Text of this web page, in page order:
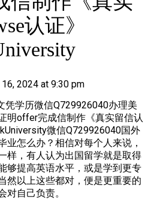
认证》
2024 at 9:30 pm
凭学历微信Q729926040办理美
明offer完成信制作《真实留信认
微信Q729926040国外
业怎么办？相信对每个人来说，
样，有人认为出国留学就是取得
够提高英语水平，或是学到更专
然以上这些都对，便是更重要的
对自己负责。